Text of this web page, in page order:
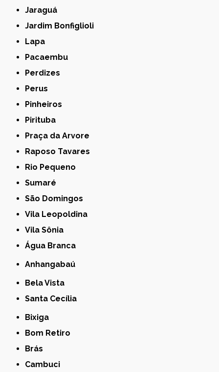
Jaraguá
Jardim Bonfiglioli
Lapa
Pacaembu
Perdizes
Perus
Pinheiros
Pirituba
Praça da Arvore
Raposo Tavares
Rio Pequeno
Sumaré
São Domingos
Vila Leopoldina
Vila Sônia
Água Branca
Anhangabaú
Bela Vista
Santa Cecília
Bixiga
Bom Retiro
Brás
Cambuci